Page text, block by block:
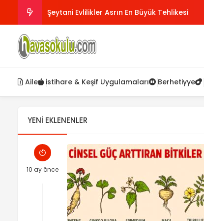
Şeytani Evlilikler Asrın En Büyük Tehlikesi
Yeniden hayata tutunmak için Dua
Günümüz ve ibretlik Tablolar
Aile istihare & Keşif Uygulamaları Berhetiyye
YENI EKLENENLER
10 ay önce